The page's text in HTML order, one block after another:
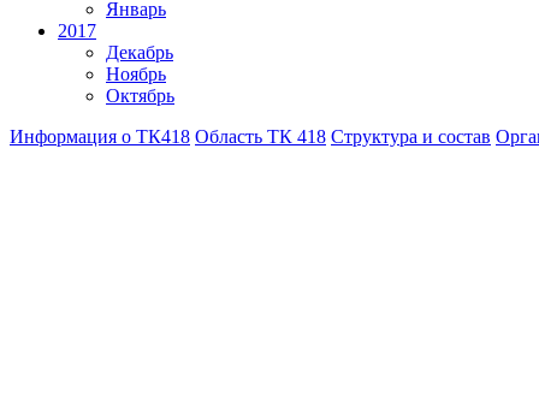
Январь
2017
Декабрь
Ноябрь
Октябрь
Информация о ТК418 Область ТК 418 Структура и состав